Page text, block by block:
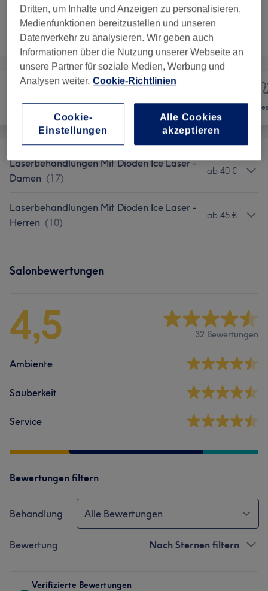
Nicht gefunden wonach du gesucht hast?
Alle Services
Nägel
Laserbehandlungen Mit Dioden Ice Laser -
Damen (17)
ab 40 €
Laserbehandlungen Mit Dioden Ice Laser -
Herren (10)
ab 45 €
Salonbewertungen
4,5 32 Bewertungen
Ambiente
Sauberkeit
Service
Bewertungen filtern
Behandlung Alle Bewertungen
Bewertung Nach Sternen filtern
Verifizierte Bewertungen
Dritten, um Inhalte und Anzeigen zu personalisieren,
Medienfunktionen bereitzustellen und unseren
Datenverkehr zu analysieren. Wir geben auch
Informationen über die Nutzung unserer Webseite an
unsere Partner für soziale Medien, Werbung und
Analysen weiter. Cookie-Richtlinien
Cookie-
Einstellungen
Alle Cookies
akzeptieren